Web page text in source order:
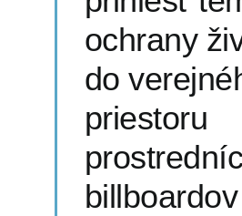
ochrany
do
priestoru
billboardov